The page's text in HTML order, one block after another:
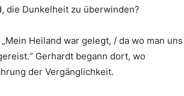
die Dunkelheit zu überwinden?
Heiland war gelegt, / da wo man uns
Gerhardt begann dort, wo
der Vergänglichkeit.